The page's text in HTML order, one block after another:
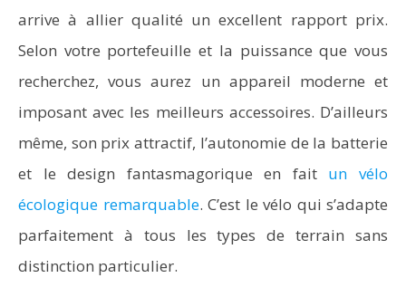
arrive à allier qualité un excellent rapport prix.
Selon votre portefeuille et la puissance que vous
recherchez, vous aurez un appareil moderne et
imposant avec les meilleurs accessoires. D’ailleurs
même, son prix attractif, l’autonomie de la batterie
et le design fantasmagorique en fait un vélo
écologique remarquable. C’est le vélo qui s’adapte
parfaitement à tous les types de terrain sans
distinction particulier.